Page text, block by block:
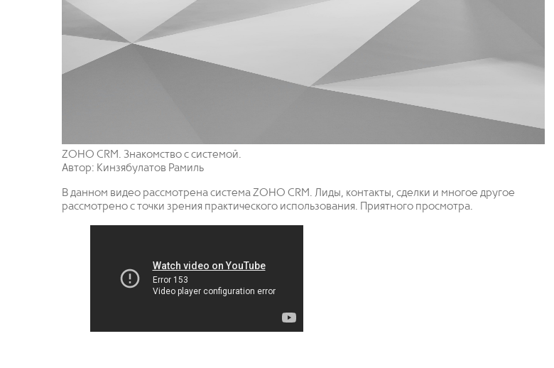
ZOHO CRM. Знакомство с системой.
Автор: Кинзябулатов Рамиль
В данном видео рассмотрена система ZOHO CRM. Лиды, контакты, сделки и многое другое
рассмотрено с точки зрения практического использования. Приятного просмотра.